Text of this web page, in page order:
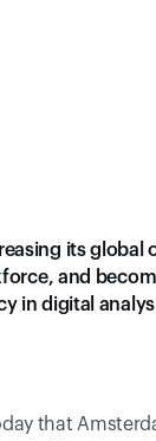
its global
and
in digital
that